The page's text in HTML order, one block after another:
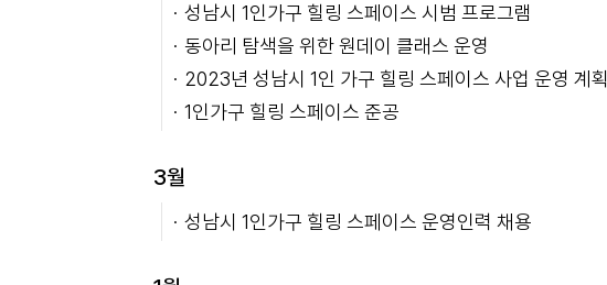
성남시 1인가구 힐링 스페이스 시범 프로그램
동아리 탐색을 위한 원데이 클래스 운영
2023년 성남시 1인 가구 힐링 스페이스 사업 운영 계
1인가구 힐링 스페이스 준공
3월
성남시 1인가구 힐링 스페이스 운영인력 채용